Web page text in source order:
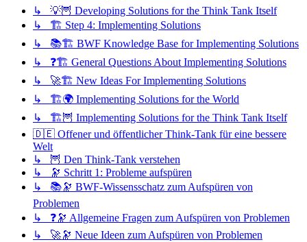
↳ 💡🦉 Developing Solutions for the Think Tank Itself
↳ 🏗️ Step 4: Implementing Solutions
↳ 📚🏗️ BWF Knowledge Base for Implementing Solutions
↳ ❓🏗️ General Questions About Implementing Solutions
↳ 🚀🏗️ New Ideas For Implementing Solutions
↳ 🏗️🌍 Implementing Solutions for the World
↳ 🏗️🦉 Implementing Solutions for the Think Tank Itself
🇩🇪 Offener und öffentlicher Think-Tank für eine bessere
Welt
↳ 🦉 Den Think-Tank verstehen
↳ 🔭 Schritt 1: Probleme aufspüren
↳ 📚🔭 BWF-Wissensschatz zum Aufspüren von
Problemen
↳ ❓🔭 Allgemeine Fragen zum Aufspüren von Problemen
↳ 🚀🔭 Neue Ideen zum Aufspüren von Problemen